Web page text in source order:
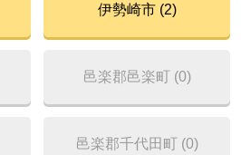
伊勢崎市 (2)
邑楽郡邑楽町 (0)
邑楽郡千代田町 (0)